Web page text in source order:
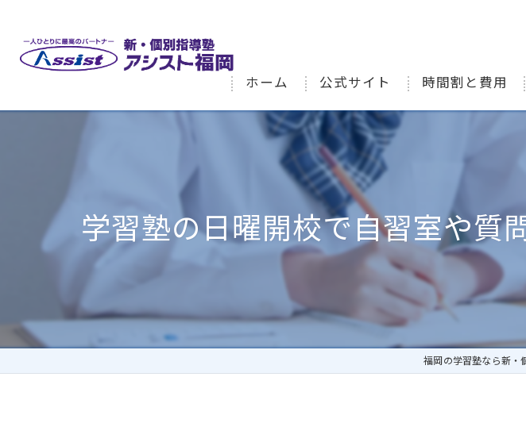
ホーム 公式サイト 時間割と費用
学習塾の日曜開校で自習室や質
福岡の学習塾なら新・